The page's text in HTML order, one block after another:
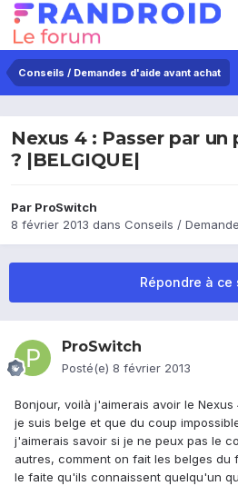
Conseils / Demandes d'aide avant achat
Nexus 4 : Passer par
? |BELGIQUE|
Par ProSwitch
8 février 2013 dans Conseils /
Répondre à ce
ProSwitch
Posté(e) 8 février 2013
Bonjour, voilà j'aimerais avoir le
je suis belge et que du coup
j'aimerais savoir si je ne peux pas le
autres, comment on fait les belges du
le faite qu'ils connaissent quelqu'un